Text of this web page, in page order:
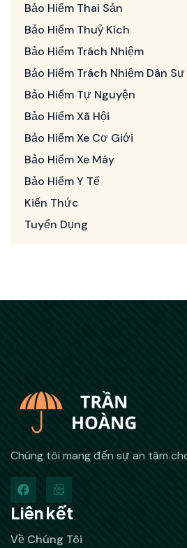
Bảo Hiểm Thai Sản
Bảo Hiểm Thuỷ Kích
Bảo Hiểm Trách Nhiệm
Bảo Hiểm Trách Nhiệm Dân Sự
Bảo Hiểm Tự Nguyện
Bảo Hiểm Xã Hội
Bảo Hiểm Xe Cơ Giới
Bảo Hiểm Xe Máy
Bảo Hiểm Y Tế
Kiến Thức
Tuyển Dụng
Chúng tôi mang đến sự an tâm
Liên kết
Về Chúng Tôi